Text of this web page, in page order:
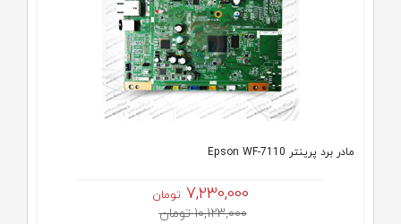
مادر برد پرینتر Epson WF-7110
7,230,000 تومان
10,123,000 تومان